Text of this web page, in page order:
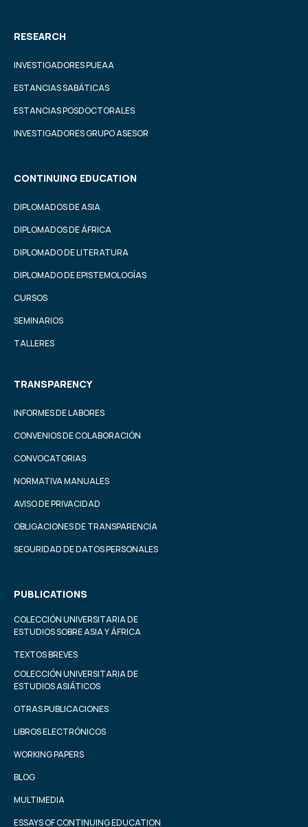
RESEARCH
INVESTIGADORES PUEAA
ESTANCIAS SABÁTICAS
ESTANCIAS POSDOCTORALES
INVESTIGADORES GRUPO ASESOR
CONTINUING EDUCATION
DIPLOMADOS DE ASIA
DIPLOMADOS DE ÁFRICA
DIPLOMADO DE LITERATURA
DIPLOMADO DE EPISTEMOLOGÍAS
CURSOS
SEMINARIOS
TALLERES
TRANSPARENCY
INFORMES DE LABORES
CONVENIOS DE COLABORACIÓN
CONVOCATORIAS
NORMATIVA MANUALES
AVISO DE PRIVACIDAD
OBLIGACIONES DE TRANSPARENCIA
SEGURIDAD DE DATOS PERSONALES
PUBLICATIONS
COLECCIÓN UNIVERSITARIA DE
ESTUDIOS SOBRE ASIA Y ÁFRICA
TEXTOS BREVES
COLECCIÓN UNIVERSITARIA DE
ESTUDIOS ASIÁTICOS
OTRAS PUBLICACIONES
LIBROS ELECTRÓNICOS
WORKING PAPERS
BLOG
MULTIMEDIA
ESSAYS OF CONTINUING EDUCATION